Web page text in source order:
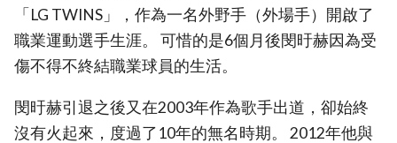
「LG TWINS」，作為一名外野手（外場手）開啟了
職業運動選手生涯。 可惜的是6個月後閔旴赫因為受
傷不得不終結職業球員的生活。
閔旴赫引退之後又在2003年作為歌手出道，卻始終
沒有火起來，度過了10年的無名時期。 2012年他與